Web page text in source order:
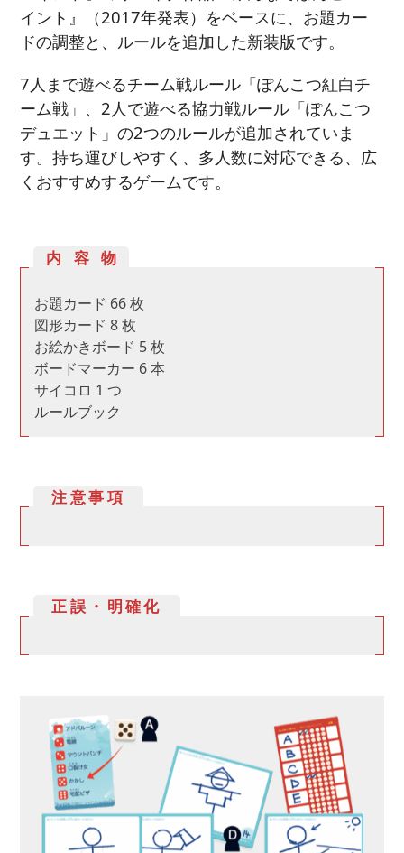
イント』（2017年発表）をベースに、お題カー
ドの調整と、ルールを追加した新装版です。
7人まで遊べるチーム戦ルール「ぽんこつ紅白チ
ーム戦」、2人で遊べる協力戦ルール「ぽんこつ
デュエット」の2つのルールが追加されていま
す。持ち運びしやすく、多人数に対応できる、広
くおすすめするゲームです。
内容物
お題カード 66 枚
図形カード 8 枚
お絵かきボード 5 枚
ボードマーカー 6 本
サイコロ 1 つ
ルールブック
注意事項
正誤・明確化